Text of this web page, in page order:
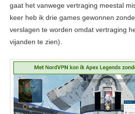
gaat het vanwege vertraging meestal
keer heb ik drie games gewonnen
verslagen te worden omdat vertraging
vijanden te zien).